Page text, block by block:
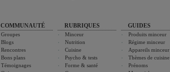
COMMUNAUTÉ
Groupes
Blogs
Rencontres
Bons plans
Témoignages
RUBRIQUES
Minceur
Nutrition
Cuisine
Psycho & tests
Forme & santé
GUIDES
Produits minceur
Régime minceur
Appareils minceur
Thèmes de cuisine
Prénoms